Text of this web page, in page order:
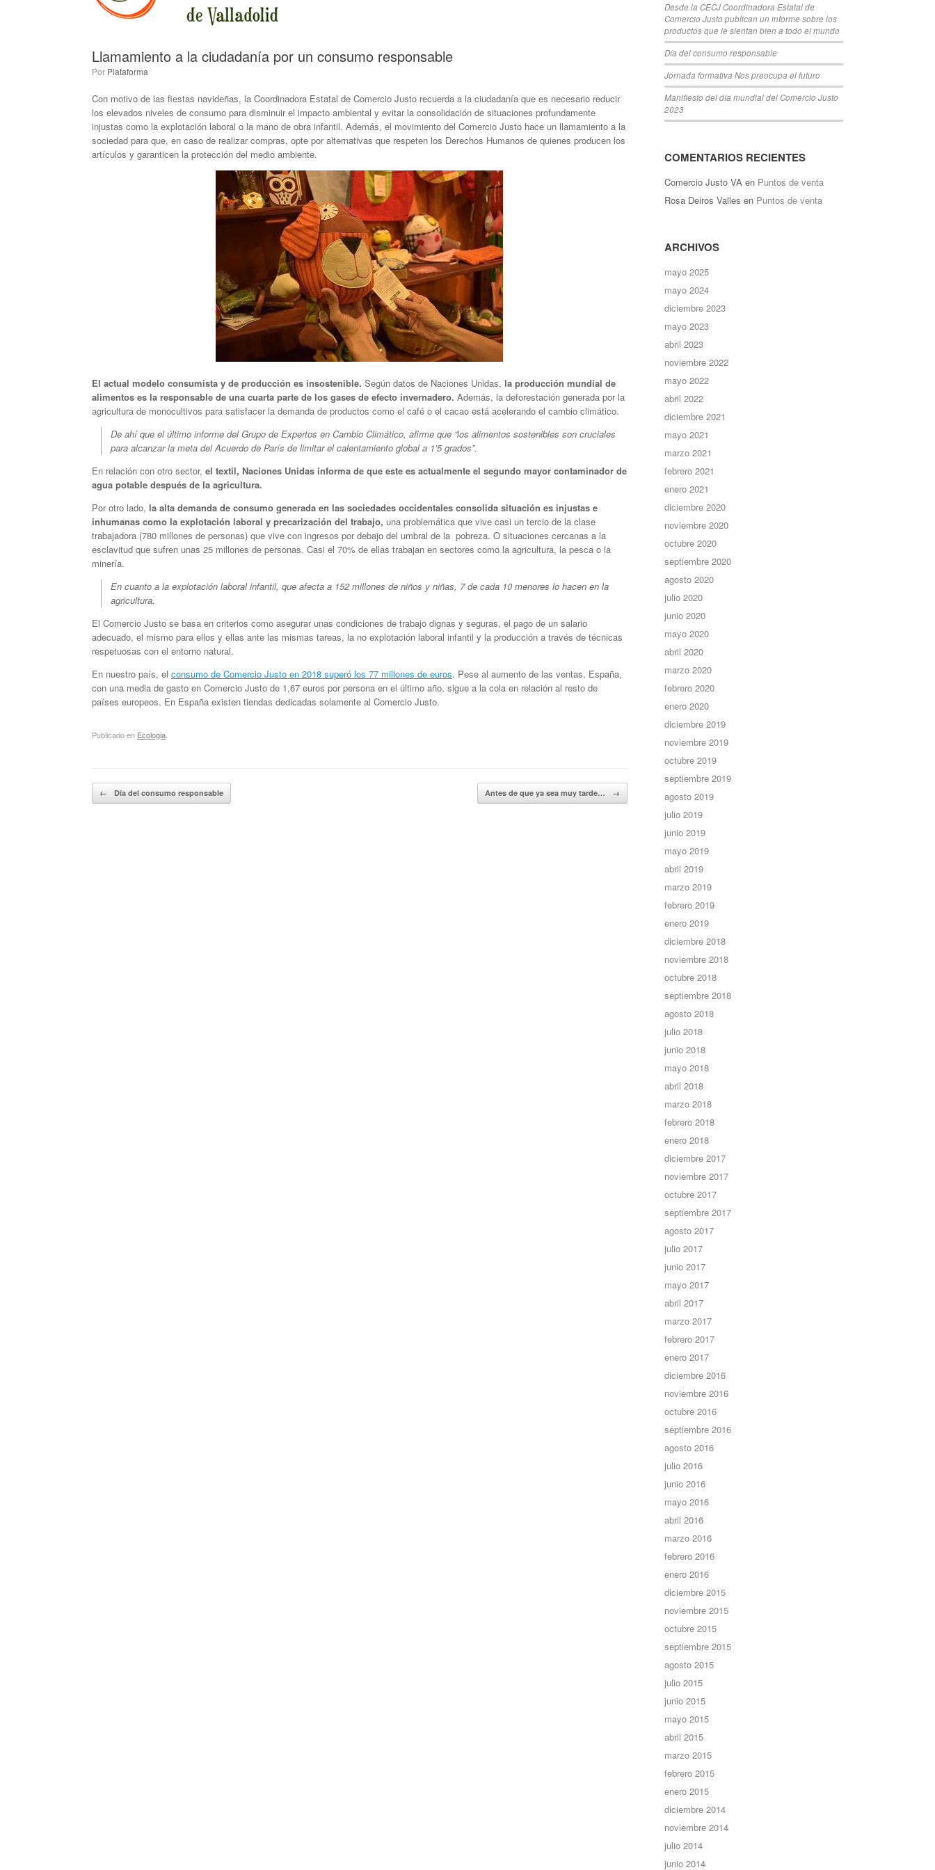
Llamamiento a la ciudadanía por un consumo responsable
por Plataforma
Con motivo de las fiestas navideñas, la Coordinadora Estatal de Comercio Justo recuerda a la ciudadanía que es necesario reducir
los elevados niveles de consumo para disminuir el impacto ambiental y evitar la consolidación de situaciones profundamente
injustas como la explotación laboral o la mano de obra infantil. Además, el movimiento del Comercio Justo hace un llamamiento a la
sociedad para que, en caso de realizar compras, opte por alternativas que respeten los Derechos Humanos de quienes producen los
artículos y garanticen la protección del medio ambiente.
El actual modelo consumista y de producción es insostenible. Según datos de Naciones Unidas, la producción mundial de
alimentos es la responsable de una cuarta parte de los gases de efecto invernadero. Además, la deforestación generada por la
agricultura de monocultivos para satisfacer la demanda de productos como el café o el cacao está acelerando el cambio climático.
De ahí que el último informe del Grupo de Expertos en Cambio Climático, afirme que “los alimentos sostenibles son cruciales
para alcanzar la meta del Acuerdo de París de limitar el calentamiento global a 1’5 grados”.
En relación con otro sector, el textil, Naciones Unidas informa de que este es actualmente el segundo mayor contaminador de
agua potable después de la agricultura.
Por otro lado, la alta demanda de consumo generada en las sociedades occidentales consolida situación es injustas e
inhumanas como la explotación laboral y precarización del trabajo, una problemática que vive casi un tercio de la clase
trabajadora (780 millones de personas) que vive con ingresos por debajo del umbral de la pobreza. O situaciones cercanas a la
esclavitud que sufren unas 25 millones de personas. Casi el 70% de ellas trabajan en sectores como la agricultura, la pesca o la
minería.
En cuanto a la explotación laboral infantil, que afecta a 152 millones de niños y niñas, 7 de cada 10 menores lo hacen en la
agricultura.
El Comercio Justo se basa en criterios como asegurar unas condiciones de trabajo dignas y seguras, el pago de un salario
adecuado, el mismo para ellos y ellas ante las mismas tareas, la no explotación laboral infantil y la producción a través de técnicas
respetuosas con el entorno natural.
En nuestro país, el consumo de Comercio Justo en 2018 superó los 77 millones de euros. Pese al aumento de las ventas, España,
con una media de gasto en Comercio Justo de 1,67 euros por persona en el último año, sigue a la cola en relación al resto de
países europeos. En España existen tiendas dedicadas solamente al Comercio Justo.
Publicado en Ecologia.
Navegador de artículos
← Día del consumo responsable Antes de que ya sea muy tarde… →
Desde la CECJ Coordinadora Estatal de
Comercio Justo publican un informe sobre los
productos que le sientan bien a todo el mundo
Día del consumo responsable
Jornada formativa Nos preocupa el futuro
Manifiesto del día mundial del Comercio Justo
2023
COMENTARIOS RECIENTES
Comercio Justo VA en Puntos de venta
Rosa Deiros Valles en Puntos de venta
ARCHIVOS
mayo 2025
mayo 2024
diciembre 2023
mayo 2023
abril 2023
noviembre 2022
mayo 2022
abril 2022
diciembre 2021
mayo 2021
marzo 2021
febrero 2021
enero 2021
diciembre 2020
noviembre 2020
octubre 2020
septiembre 2020
agosto 2020
julio 2020
junio 2020
mayo 2020
abril 2020
marzo 2020
febrero 2020
enero 2020
diciembre 2019
noviembre 2019
octubre 2019
septiembre 2019
agosto 2019
julio 2019
junio 2019
mayo 2019
abril 2019
marzo 2019
febrero 2019
enero 2019
diciembre 2018
noviembre 2018
octubre 2018
septiembre 2018
agosto 2018
julio 2018
junio 2018
mayo 2018
abril 2018
marzo 2018
febrero 2018
enero 2018
diciembre 2017
noviembre 2017
octubre 2017
septiembre 2017
agosto 2017
julio 2017
junio 2017
mayo 2017
abril 2017
marzo 2017
febrero 2017
enero 2017
diciembre 2016
noviembre 2016
octubre 2016
septiembre 2016
agosto 2016
julio 2016
junio 2016
mayo 2016
abril 2016
marzo 2016
febrero 2016
enero 2016
diciembre 2015
noviembre 2015
octubre 2015
septiembre 2015
agosto 2015
julio 2015
junio 2015
mayo 2015
abril 2015
marzo 2015
febrero 2015
enero 2015
diciembre 2014
noviembre 2014
julio 2014
junio 2014